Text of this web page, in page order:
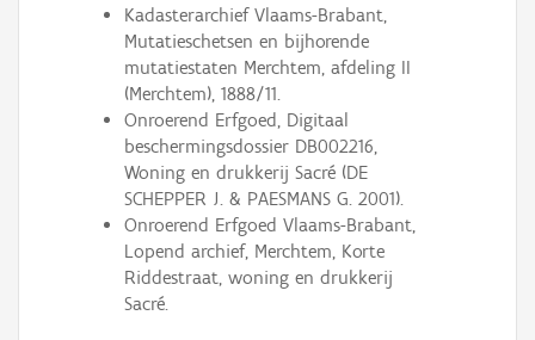
Kadasterarchief Vlaams-Brabant,
Mutatieschetsen en bijhorende
mutatiestaten Merchtem, afdeling II
(Merchtem), 1888/11.
Onroerend Erfgoed, Digitaal
beschermingsdossier DB002216,
Woning en drukkerij Sacré (DE
SCHEPPER J. & PAESMANS G. 2001).
Onroerend Erfgoed Vlaams-Brabant,
Lopend archief, Merchtem, Korte
Riddestraat, woning en drukkerij
Sacré.